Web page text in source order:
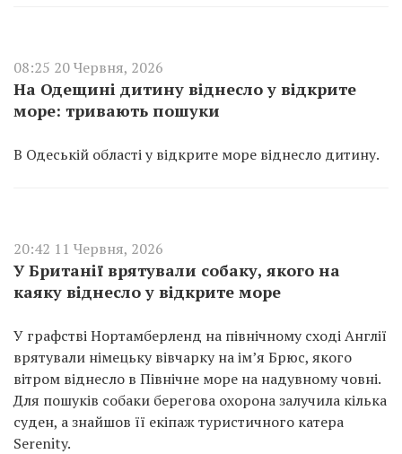
08:25 20 Червня, 2026
На Одещині дитину віднесло у відкрите
море: тривають пошуки
В Одеській області у відкрите море віднесло дитину.
20:42 11 Червня, 2026
У Британії врятували собаку, якого на
каяку віднесло у відкрите море
У графстві Нортамберленд на північному сході Англії
врятували німецьку вівчарку на ім’я Брюс, якого
вітром віднесло в Північне море на надувному човні.
Для пошуків собаки берегова охорона залучила кілька
суден, а знайшов її екіпаж туристичного катера
Serenity.